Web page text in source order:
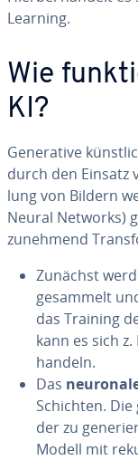
Learning.
Wie
KI?
Ge­ne­ra­ti­ve
durch den Einsatz
lung von Bildern
Neural Networks)
zunehmend
Zunächst
gesammelt
das Training
kann es sich
handeln.
Das
Schichten.
der zu
Modell mit